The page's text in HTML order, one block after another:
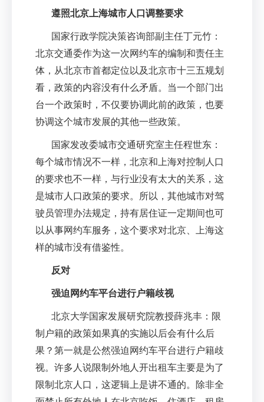
遵照北京上海城市人口调整要求
国家行政学院决策咨询部副主任丁元竹：
北京交通委作为这一次网约车的编制和责任主
体，从北京市首都定位以及北京市十三五规划
看，政策的内容没有什么矛盾。当一个部门出
台一个政策时，不仅要协调此前的政策，也要
协调这个城市发展的其他一些政策。
国家发改委城市交通研究室主任程世东：
每个城市情况不一样，北京和上海对控制人口
的要求也不一样，与行业没有太大的关系，这
是城市人口政策的要求。所以，其他城市对驾
驶员管理办法规定，持有居住证一定期间也可
以从事网约车服务，这个要求对北京、上海这
样的城市没有借鉴性。
反对
强迫网约车平台进行户籍歧视
北京大学国家发展研究院教授薛兆丰：限
制户籍的政策如果真的实施以后会有什么后
果？第一就是公然强迫网约车平台进行户籍歧
视。许多人说限制外地人开出租车主要是为了
限制北京人口，这逻辑上是讲不通的。除非全